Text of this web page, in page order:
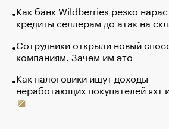
Как банк Wildberries резко
кредиты селлерам до атак на
Сотрудники открыли новый
компаниям. Зачем им это
Как налоговики ищут доходы
неработающих покупателей яхт